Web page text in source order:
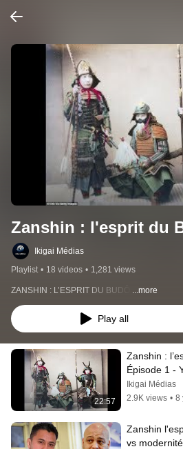
Zanshin : l'esprit du
Ikigai Médias
Playlist • 18 videos • 1,281 views
ZANSHIN : L’ESPRIT DU BUDÔ ...more
Play all
22:57
Zanshin :
Épisode 1 -
grande
Ikigai Médias
2.9K views • 8
Zanshin
vs